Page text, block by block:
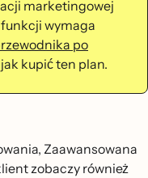
marketingowej
wymaga
po
kupić ten plan.
Zaawansowana
zobaczy również